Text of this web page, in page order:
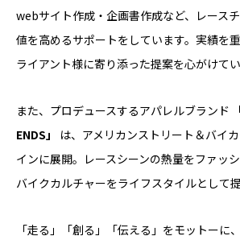
webサイト作成・企画書作成など、レース
値を高めるサポートをしています。実績を
ライアント様に寄り添った提案を心がけてい
また、プロデュースするアパレルブランド
ENDS」
は、アメリカンストリート＆バイ
インに展開。レースシーンの熱量をファッ
バイクカルチャーをライフスタイルとして
「走る」「創る」「伝える」をモットーに